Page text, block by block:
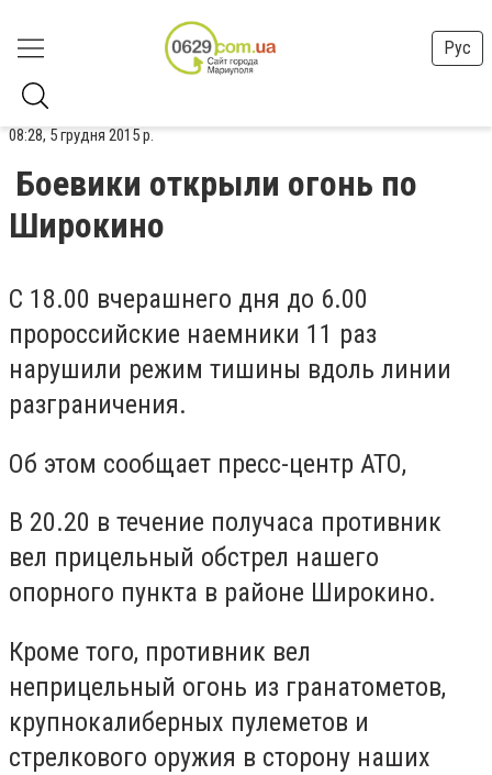
Рус
08:28, 5 грудня 2015 р.
Боевики открыли огонь по
Широкино
С 18.00 вчерашнего дня до 6.00
пророссийские наемники 11 раз
нарушили режим тишины вдоль линии
разграничения.
Об этом сообщает пресс-центр АТО,
В 20.20 в течение получаса противник
вел прицельный обстрел нашего
опорного пункта в районе Широкино.
Кроме того, противник вел
неприцельный огонь из гранатометов,
крупнокалиберных пулеметов и
стрелкового оружия в сторону наших